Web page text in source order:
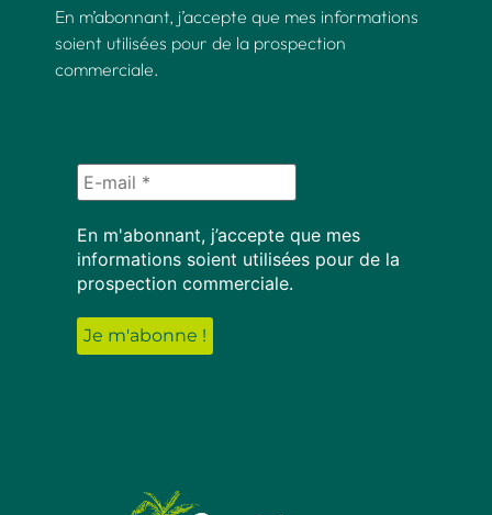
En m’abonnant, j’accepte que mes informations
soient utilisées pour de la prospection
commerciale.
En m'abonnant, j’accepte que mes
informations soient utilisées pour de la
prospection commerciale.